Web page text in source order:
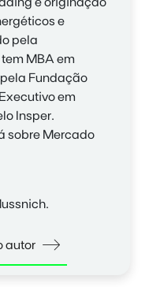
e originação
e
pela
MBA em
Fundação
em
Insper.
sobre Mercado
autor